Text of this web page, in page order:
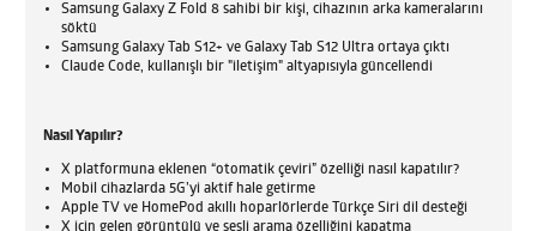
Samsung Galaxy Z Fold 8 sahibi bir kişi, cihazının arka kameralarını
söktü
Samsung Galaxy Tab S12+ ve Galaxy Tab S12 Ultra ortaya çıktı
Claude Code, kullanışlı bir "iletişim" altyapısıyla güncellendi
Nasıl Yapılır?
X platformuna eklenen “otomatik çeviri” özelliği nasıl kapatılır?
Mobil cihazlarda 5G’yi aktif hale getirme
Apple TV ve HomePod akıllı hoparlörlerde Türkçe Siri dil desteği
X için gelen görüntülü ve sesli arama özelliğini kapatma